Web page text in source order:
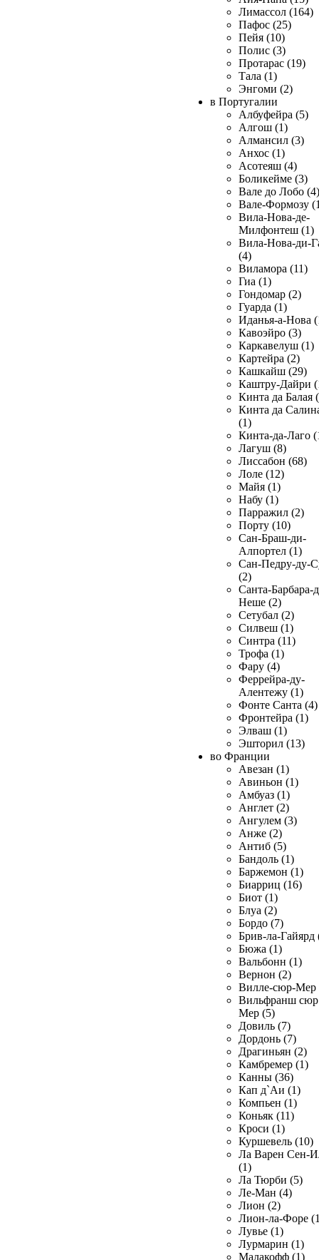
Лимассол (164)
Пафос (25)
Пейя (10)
Полис (3)
Протарас (19)
Тала (1)
Энгоми (2)
в Португалии
Албуфейра (5)
Алгош (1)
Алмансил (3)
Анхос (1)
Асотеяш (4)
Боликейме (3)
Вале до Лобо (4)
Вале-Формозу
Вила-Нова-де-
Милфонтеш (1)
Вила-Нова-ди-
(4)
Виламора (11)
Гиа (1)
Гондомар (2)
Гуарда (1)
Иданья-а-Нова
Кавоэйро (3)
Каркавелуш (1)
Картейра (2)
Кашкайш (29)
Каштру-Дайри
Кинта да Балая
Кинта да
(1)
Кинта-да-Лаго
Лагуш (8)
Лиссабон (68)
Лоле (12)
Майя (1)
Набу (1)
Парражил (2)
Порту (10)
Сан-Браш-ди-
Алпортел (1)
Сан-Педру-ду-
(2)
Санта-Барбара-
Неше (2)
Сетубал (2)
Силвеш (1)
Синтра (11)
Трофа (1)
Фару (4)
Феррейра-ду-
Алентежу (1)
Фонте Санта (4)
Фронтейра (1)
Элваш (1)
Эшторил (13)
во Франции
Авезан (1)
Авиньон (1)
Амбуаз (1)
Англет (2)
Ангулем (3)
Анже (2)
Антиб (5)
Бандоль (1)
Баржемон (1)
Биарриц (16)
Биот (1)
Блуа (2)
Бордо (7)
Брив-ла-Гайярд
Бюжа (1)
Вальбонн (1)
Вернон (2)
Вилле-сюр-Мер
Вильфранш сюр
Мер (5)
Довиль (7)
Дордонь (7)
Драгиньян (2)
Камбремер (1)
Канны (36)
Кап д`Аи (1)
Компьен (1)
Коньяк (11)
Кроси (1)
Куршевель (10)
Ла Варен Сен-
(1)
Ла Тюрби (5)
Ле-Ман (4)
Лион (2)
Лион-ла-Форе
Лувье (1)
Лурмарин (1)
Малакофф (1)